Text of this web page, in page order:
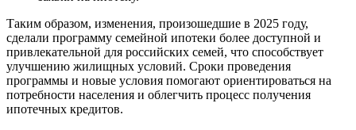
Таким образом, изменения, произошедшие в 2025 году,
сделали программу семейной ипотеки более доступной и
привлекательной для российских семей, что способствует
улучшению жилищных условий. Сроки проведения
программы и новые условия помогают ориентироваться на
потребности населения и облегчить процесс получения
ипотечных кредитов.